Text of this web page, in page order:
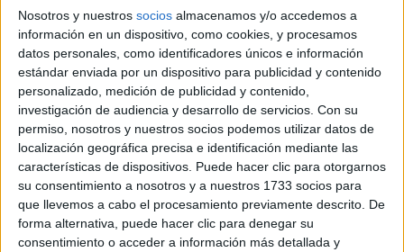
Nosotros y nuestros socios almacenamos y/o accedemos a
información en un dispositivo, como cookies, y procesamos
datos personales, como identificadores únicos e información
estándar enviada por un dispositivo para publicidad y contenido
personalizado, medición de publicidad y contenido,
investigación de audiencia y desarrollo de servicios. Con su
permiso, nosotros y nuestros socios podemos utilizar datos de
localización geográfica precisa e identificación mediante las
características de dispositivos. Puede hacer clic para otorgarnos
su consentimiento a nosotros y a nuestros 1733 socios para
que llevemos a cabo el procesamiento previamente descrito. De
forma alternativa, puede hacer clic para denegar su
consentimiento o acceder a información más detallada y
Contactar
Avenida de Elvas, s/n
Campus Universitario
6006 Badajoz
Badajoz